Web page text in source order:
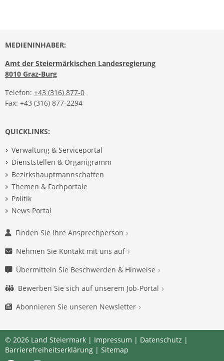
MEDIENINHABER:
Amt der Steiermärkischen Landesregierung
8010 Graz-Burg
Telefon: +43 (316) 877-0
Fax: +43 (316) 877-2294
QUICKLINKS:
Verwaltung & Serviceportal
Dienststellen & Organigramm
Bezirkshauptmannschaften
Themen & Fachportale
Politik
News Portal
Finden Sie Ihre Ansprechperson
Nehmen Sie Kontakt mit uns auf
Übermitteln Sie Beschwerden & Hinweise
Bewerben Sie sich auf unserem Job-Portal
Abonnieren Sie unseren Newsletter
© 2026 Land Steiermark | Impressum | Datenschutz |
Barrierefreiheitserklärung | Sitemap